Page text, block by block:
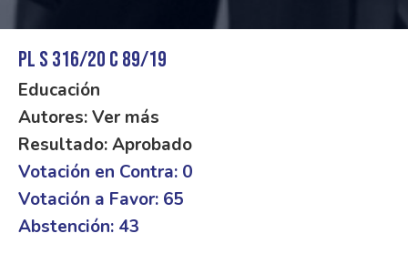
PL S 316/20 C 89/19
Educación
Autores: Ver más
Resultado: Aprobado
Votación en Contra: 0
Votación a Favor: 65
Abstención: 43